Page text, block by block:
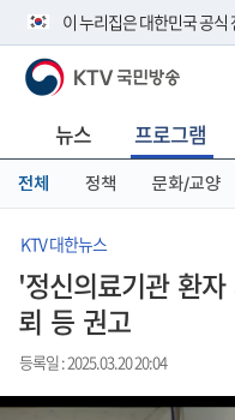
이 누리집은 대한민국 공
공식 누리집 주소 확인하기
니다.
이밖에 or.kr 또는 .kr등 다
서 도메인 주소를 확인해 보세
KTV 국민방송
뉴스 프로그램
전체 정책 문화/교양
KTV 대한뉴스
'정신의료기관 환
뢰 등 권고
등록일 : 2025.03.20 20:04